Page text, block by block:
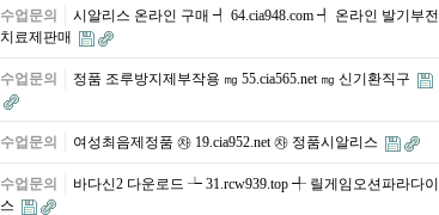
수업문의
시알리스 온라인 구매 ┩ 64.cia948.com ┩ 온라인 발기부전
치료제판매
수업문의 정품 조루방지제부작용 ㎎ 55.cia565.net ㎎ 신기환직구
수업문의 여성최음제정품 ㉷ 19.cia952.net ㉷ 정품시알리스
수업문의
바다신2 다운로드 ┶ 31.rcw939.top ╃ 릴게임오션파라다이
스